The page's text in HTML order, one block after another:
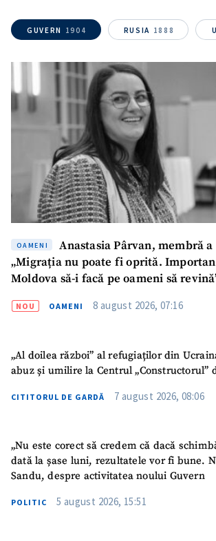
GUVERN 1904 RUSIA 1888
OAMENI
Anastasia Pârvan, membră
„Migrația nu poate fi oprită.
Moldova să-i facă pe oameni să
NOU OAMENI 8 august 2026, 07:16
„Al doilea război” al refugiaților din
abuz și umilire la Centrul „Constructorul”
CITITORUL DE GARDĂ 7 august 2026, 08:06
„Nu este corect să credem că dacă
dată la șase luni, rezultatele vor fi bune.
Sandu, despre activitatea noului Guvern
POLITIC 5 august 2026, 15:51
Fotografie
+ Încarcă imagine
Link media
+ Link media
Mesajul știrei
+ Mesajul știrei
CONTACT SURSĂ
Sursă anonimă
Email+ Emailul meu
Telefon
+ Telefon personal
acord cupolitica de
confidențialitate.
TRIMITE ȘTIREA